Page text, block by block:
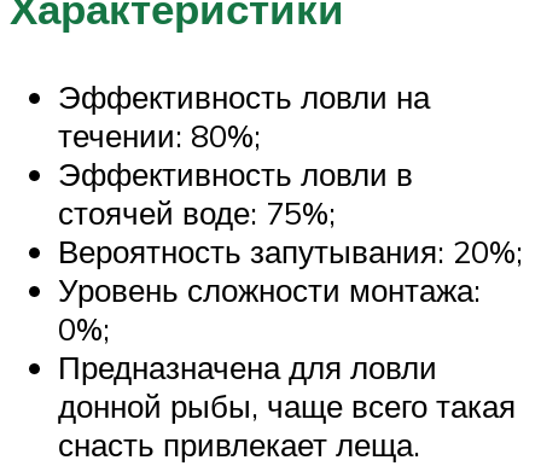
Эффективность ловли на
течении: 80%;
Эффективность ловли в
стоячей воде: 75%;
Вероятность запутывания: 20%;
Уровень сложности монтажа:
0%;
Предназначена для ловли
донной рыбы, чаще всего такая
снасть привлекает леща.